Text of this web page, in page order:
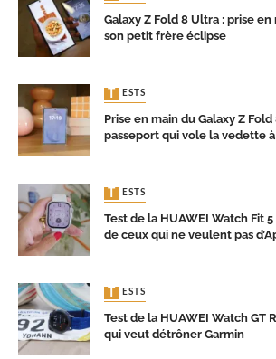
Galaxy Z Fold 8 Ultra : prise
son petit frère éclipse
TESTS
Prise en main du Galaxy Z
passeport qui vole la vedette à
TESTS
Test de la HUAWEI Watch Fit 5
de ceux qui ne veulent pas
TESTS
Test de la HUAWEI Watch GT
qui veut détrôner Garmin